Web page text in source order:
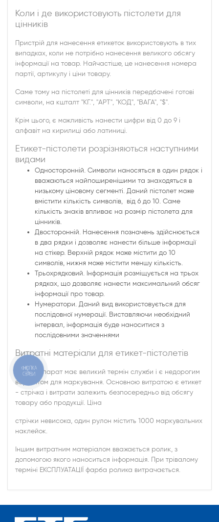
Коли і де використовують пістолети для
цінників
Пристрій для нанесення етикеток використовують в тих
випадках, коли не потрібно нанесення великого обсягу
інформації на товар. Найчастіше, це нанесення номера
партії, артикулу і ціни товару.
Саме тому на пістолеті для цінників передбачені готові
символи, на кшталт "КГ.", "АРТ", "КОД", "ВАГА", "$".
Крім цього, є можливість нанести цифри від 0 до 9 і
алфавіт на кирилиці або латиниці.
Етикет-пістолети розрізняються наступними
видами
Односторонній. Символи наносяться в один рядок і
вважаються найпоширенішими та знаходяться в
низькому ціновому сегменті. Даний пістолет може
вмістити кількість символів, від 6 до 10. Саме
кількість знаків впливає на розмір пістолета для
цінників.
Двосторонній. Нанесення позначень здійснюється
в два рядки і дозволяє нанести більше інформації
на стікер. Верхній рядок може містити до 10
символів, нижня може містити меншу кількість.
Трьохрядковий. Інформація розміщується на трьох
рядках, що дозволяє нанести максимальний обсяг
інформації про товар.
Нумератори. Даний вид використовується для
послідовної нумерації. Виставляючи необхідний
інтервал, інформація буде наноситися з
послідовними значеннями
Витратні матеріали для етикет-пістолетів
Даний апарат має великий термін служби і є недорогим
варіантом для маркування. Основною витратою є етикет
- стрічка і витрати залежить безпосередньо від обсягу
товару або продукції. Ціна
стрічки невисока, один рулон містить 1000 маркувальних
наклейок.
Іншим витратним матеріалом вважається ролик, з
допомогою якого наноситься інформація. При трівалому
терміні ЕКСПЛУАТАЦІЇ фарба ролика витрачається.
КНОПКА
СВЯЗИ